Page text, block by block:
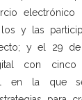
electrónico
y las
y el 29
con
en la que